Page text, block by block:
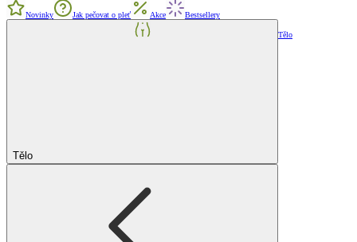
Novinky Jak pečovat o pleť Akce Bestsellery
Tělo
Tělo